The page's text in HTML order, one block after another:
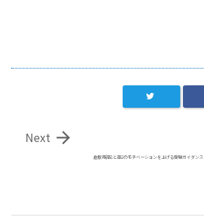
倉敷市|高1と高2のモチベーションを上げる受験ガイダンス

Next